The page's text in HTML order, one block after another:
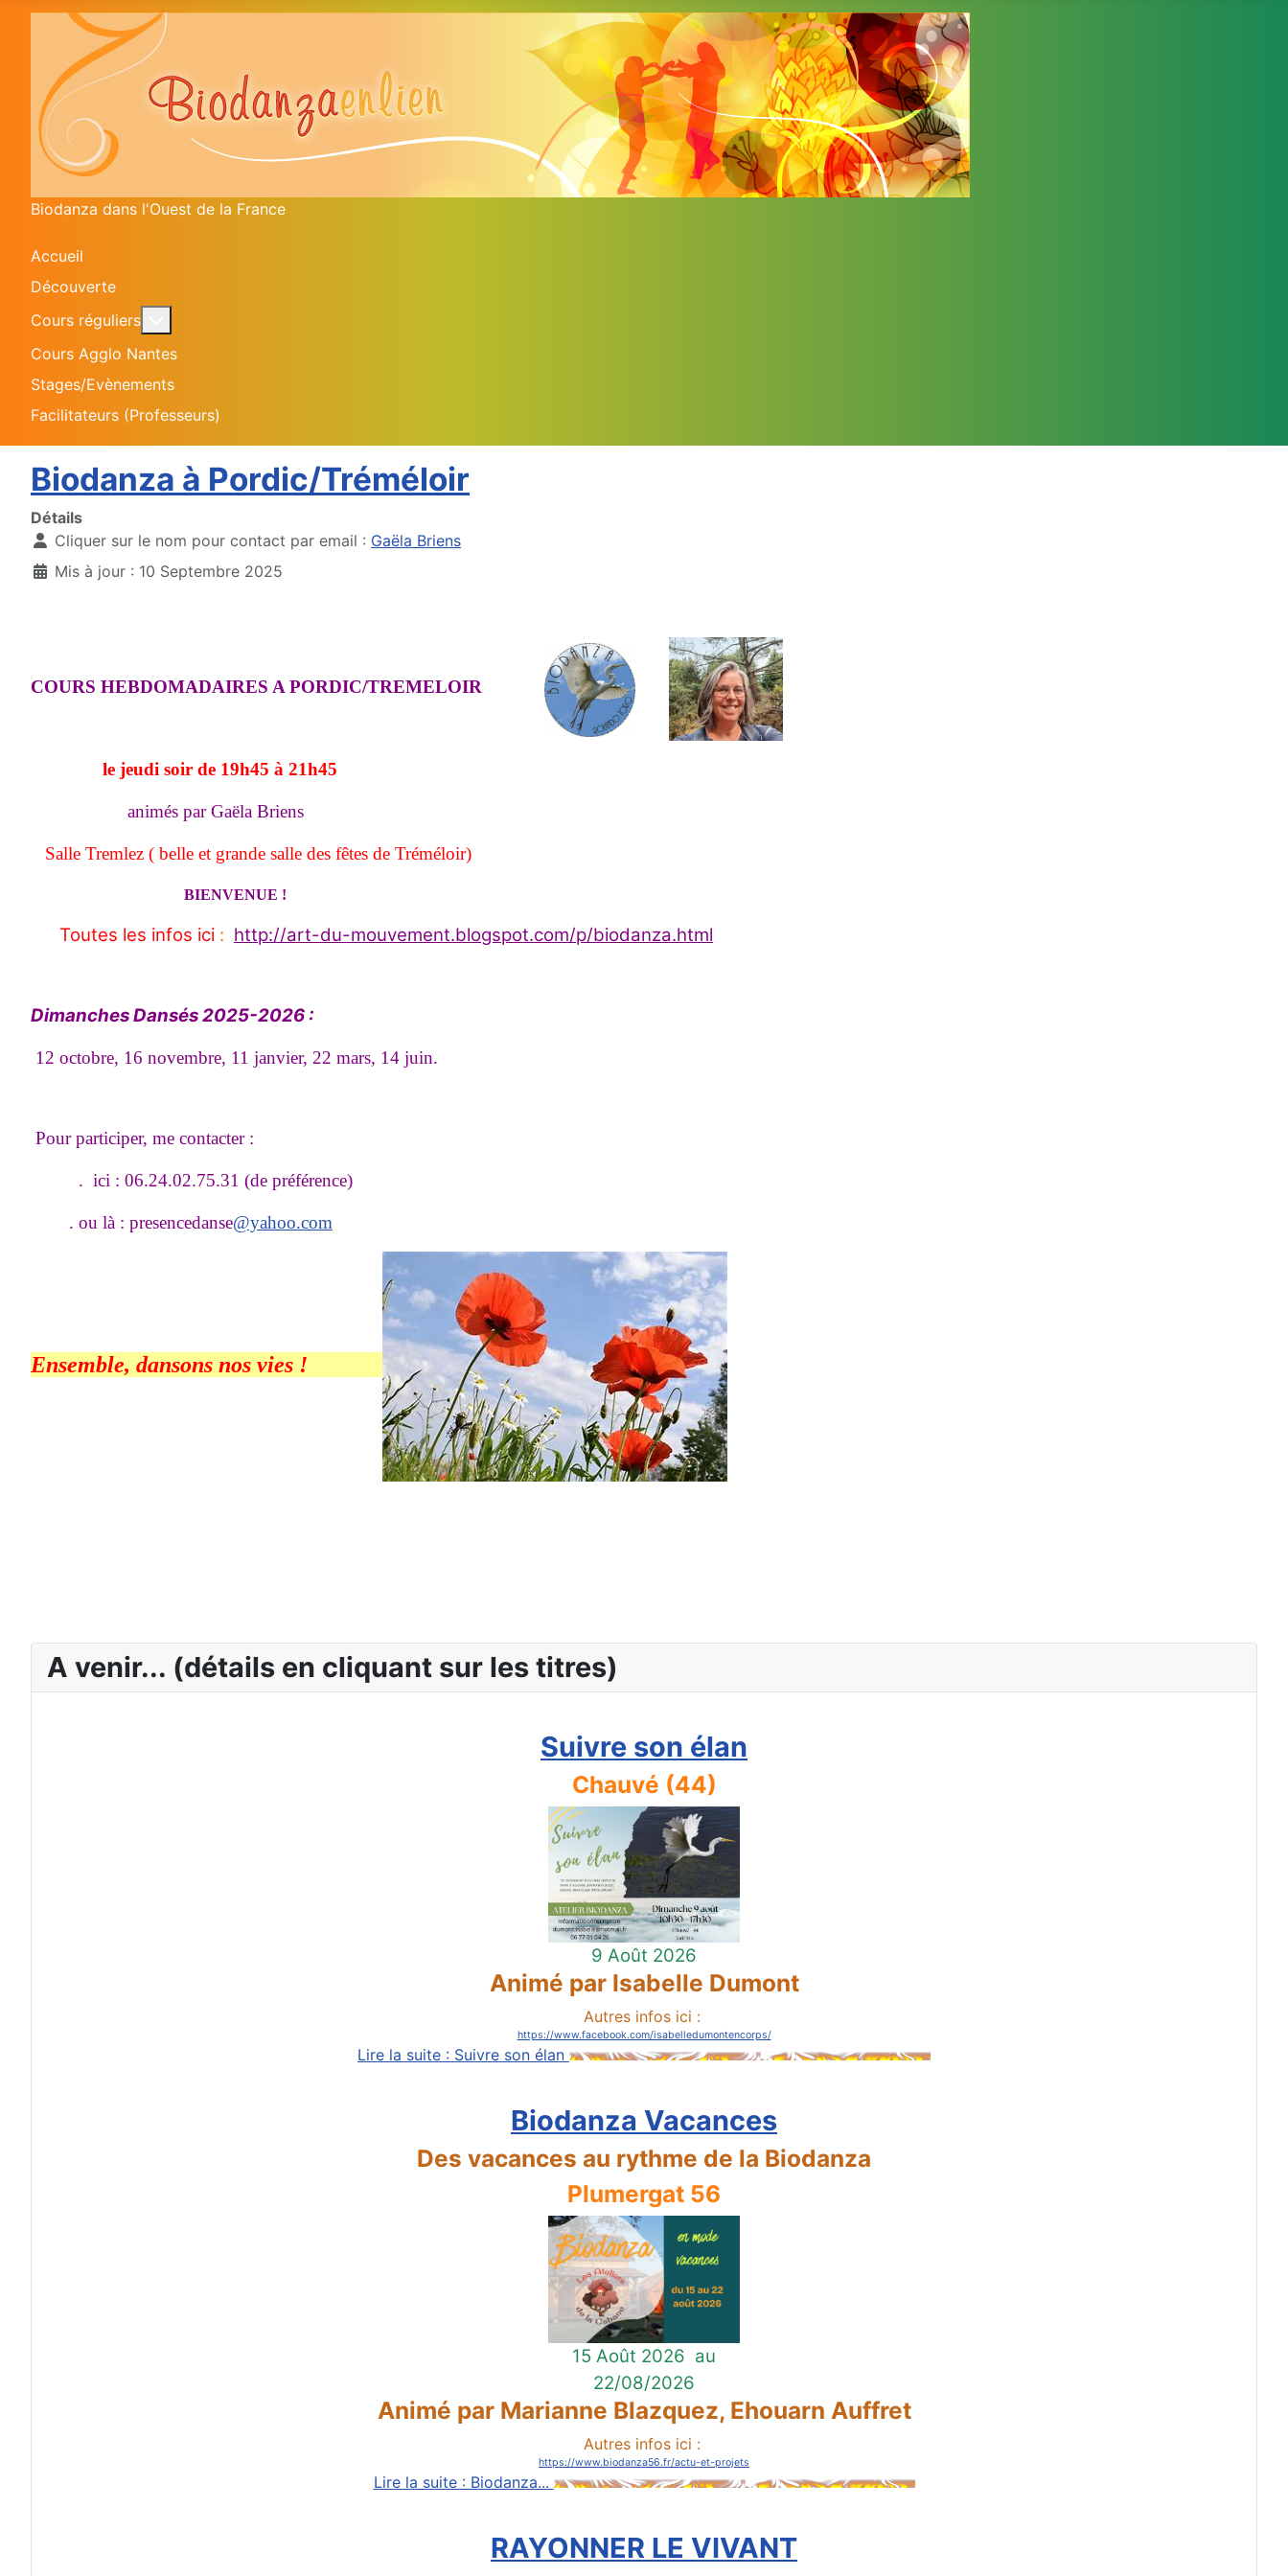
Biodanza dans l'Ouest de la France
Accueil
Découverte
Cours réguliers
Cours Agglo Nantes
Stages/Evènements
Facilitateurs (Professeurs)
Biodanza à Pordic/Tréméloir
Détails
Cliquer sur le nom pour contact par email : Gaëla Briens
Mis à jour : 10 Septembre 2025
COURS HEBDOMADAIRES A PORDIC/TREMELOIR
le jeudi soir de 19h45 à 21h45
animés par Gaëla Briens
Salle Tremlez ( belle et grande salle des fêtes de Tréméloir)
BIENVENUE !
Toutes les infos ici : http://art-du-mouvement.blogspot.com/p/biodanza.html
Dimanches Dansés 2025-2026 :
12 octobre, 16 novembre, 11 janvier, 22 mars, 14 juin.
Pour participer, me contacter :
. ici : 06.24.02.75.31 (de préférence)
. ou là : presencedanse@yahoo.com
Ensemble, dansons nos vies !
A venir... (détails en cliquant sur les titres)
Suivre son élan
Chauvé (44)
9 Août 2026
Animé par Isabelle Dumont
Autres infos ici :
https://www.facebook.com/isabelledumontencorps/
Lire la suite : Suivre son élan
Biodanza Vacances
Des vacances au rythme de la Biodanza
Plumergat 56
15 Août 2026 au
22/08/2026
Animé par Marianne Blazquez, Ehouarn Auffret
Autres infos ici :
https://www.biodanza56.fr/actu-et-projets
Lire la suite : Biodanza...
RAYONNER LE VIVANT